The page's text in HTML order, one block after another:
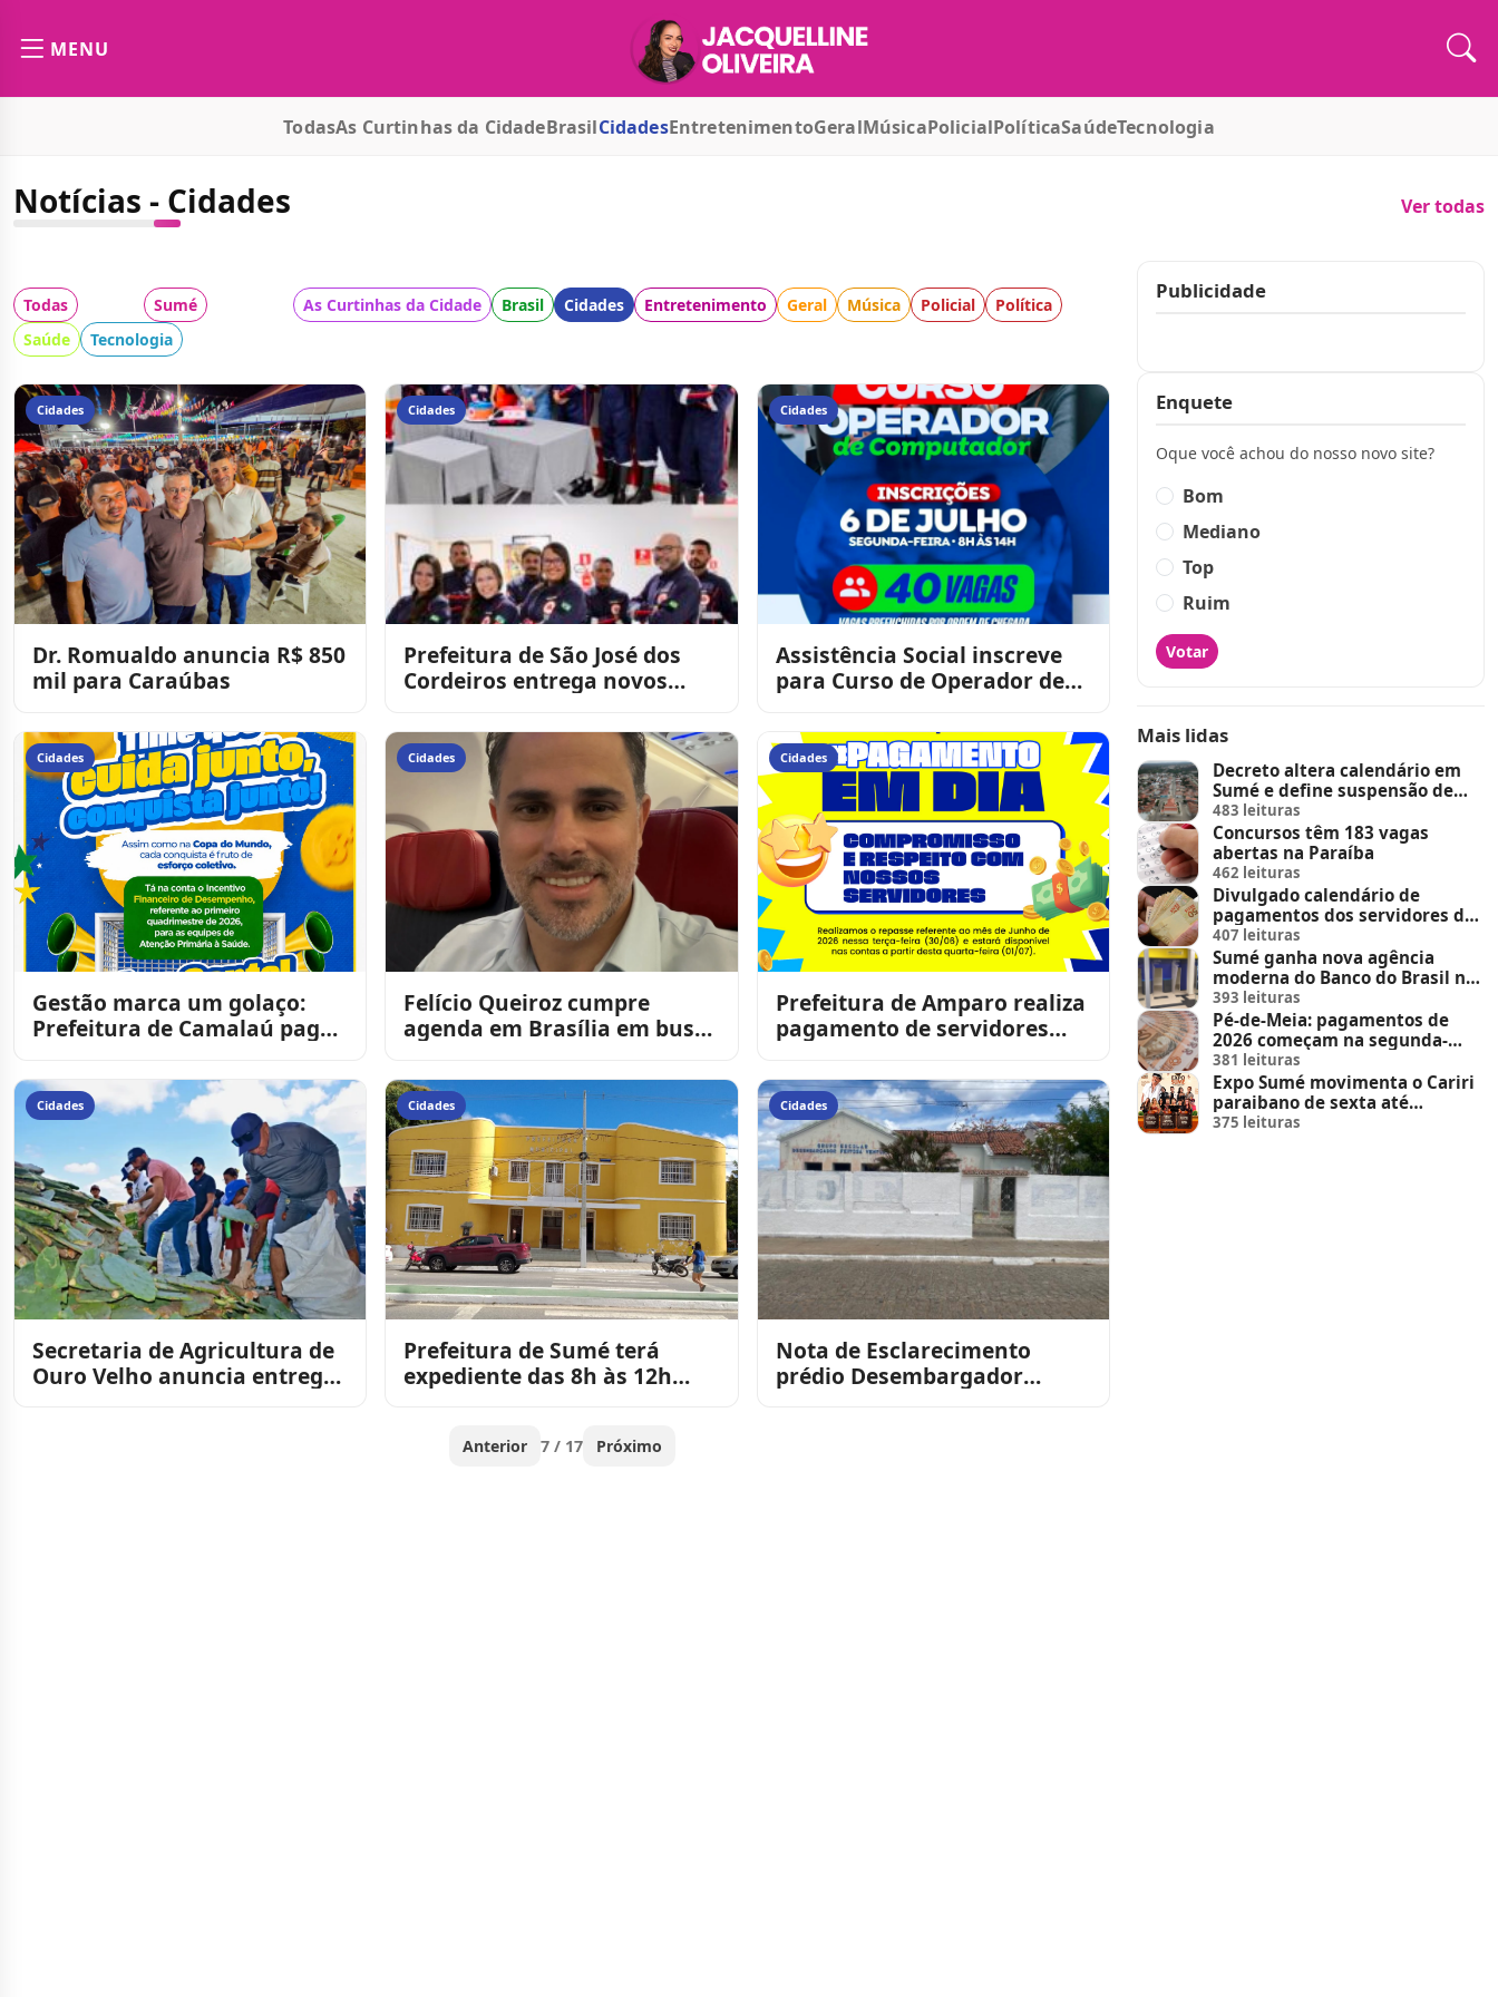
MENU
TodasAs Curtinhas da CidadeBrasilCidadesEntretenimentoGeralMúsicaPolicialPolíticaSaúdeTecnologia
Notícias - Cidades Ver todas
Todas Sumé As Curtinhas da Cidade Brasil Cidades Entretenimento Geral Música Policial
Política
Saúde
Tecnologia
Cidades
Dr. Romualdo anuncia R$ 850
mil para Caraúbas
Cidades
Prefeitura de São José dos
Cordeiros entrega novos
SAMU e reforça valor
Cidades
Assistência Social inscreve
para Curso de Operador de
Cidades
Gestão marca um golaço:
Prefeitura de Camalaú paga
incentivo por de
Cidades
Felício Queiroz cumpre
agenda em Brasília em busca
José dos Cordeiros
Cidades
Prefeitura de Amparo realiza
pagamento de servidores
Cidades
Secretaria de Agricultura de
Ouro Velho anuncia entrega
Cidades
Prefeitura de Sumé terá
expediente das 8h às 12h
Cidades
Nota de Esclarecimento
prédio Desembargador
Anterior 7 / 17 Próximo
Publicidade
Enquete
Oque você achou do nosso novo site?
Bom
Mediano
Top
Ruim
Votar
Mais lidas
Decreto altera calendário em
Sumé e define suspensão de
feira de animais e feriados
483 leituras
Concursos têm 183 vagas
abertas na Paraíba
462 leituras
Divulgado calendário de
pagamentos dos servidores do
Estado
407 leituras
Sumé ganha nova agência
moderna do Banco do Brasil no
Sumé Shopping
393 leituras
Pé-de-Meia: pagamentos de
2026 começam na segunda-
feira (23)
381 leituras
Expo Sumé movimenta o Cariri
paraibano de sexta até
domingo
375 leituras